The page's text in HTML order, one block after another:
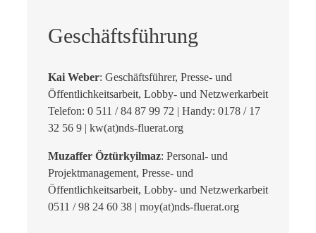
Geschäftsführung
Kai Weber: Geschäftsführer, Presse- und
Öffentlichkeitsarbeit, Lobby- und Netzwerkarbeit
Telefon: 0 511 / 84 87 99 72 | Handy: 0178 / 17
32 56 9 | kw(at)nds-fluerat.org
Muzaffer Öztürkyilmaz: Personal- und
Projektmanagement, Presse- und
Öffentlichkeitsarbeit, Lobby- und Netzwerkarbeit
0511 / 98 24 60 38 | moy(at)nds-fluerat.org